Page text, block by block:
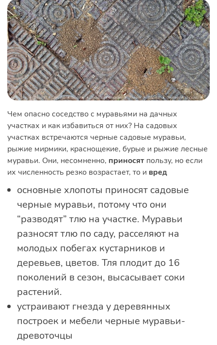
Чем опасно соседство с муравьями на дачных
участках и как избавиться от них? На садовых
участках встречаются черные садовые муравьи,
рыжие мирмики, краснощекие, бурые и рыжие лесные
муравьи. Они, несомненно, приносят пользу, но если
их численность резко возрастает, то и вред
основные хлопоты приносят садовые
черные муравьи, потому что они
“разводят” тлю на участке. Муравьи
разносят тлю по саду, расселяют на
молодых побегах кустарников и
деревьев, цветов. Тля плодит до 16
поколений в сезон, высасывает соки
растений.
устраивают гнезда у деревянных
построек и мебели черные муравьи-
древоточцы